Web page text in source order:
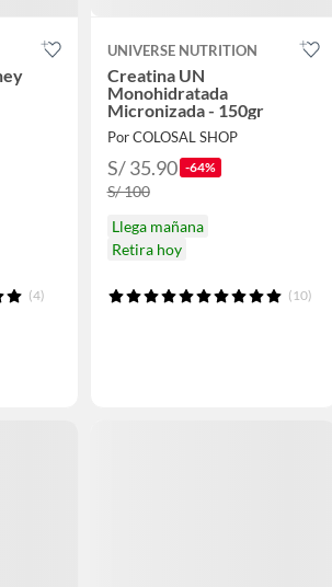
(4)
UNIVERSE NUTRITION
Creatina UN
Monohidratada
Micronizada - 150gr
Por COLOSAL SHOP
S/ 35.90 -64%
S/ 100
Llega mañana
Retira hoy
(10)